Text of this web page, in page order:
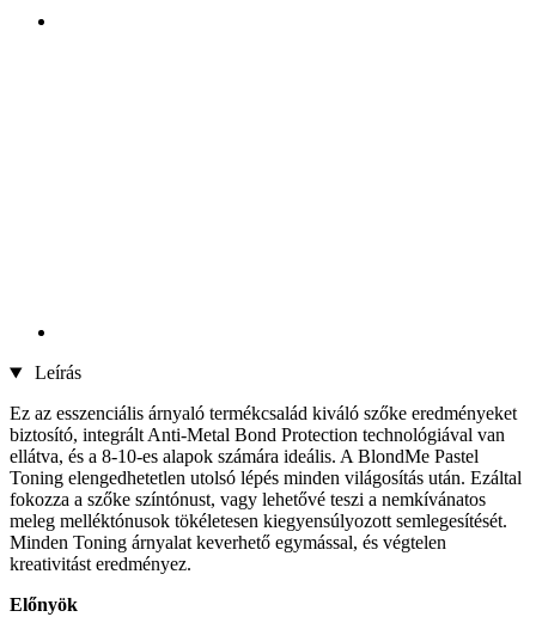
Leírás
Ez az esszenciális árnyaló termékcsalád kiváló szőke eredményeket
biztosító, integrált Anti-Metal Bond Protection technológiával van
ellátva, és a 8-10-es alapok számára ideális. A BlondMe Pastel
Toning elengedhetetlen utolsó lépés minden világosítás után. Ezáltal
fokozza a szőke színtónust, vagy lehetővé teszi a nemkívánatos
meleg melléktónusok tökéletesen kiegyensúlyozott semlegesítését.
Minden Toning árnyalat keverhető egymással, és végtelen
kreativitást eredményez.
Előnyök